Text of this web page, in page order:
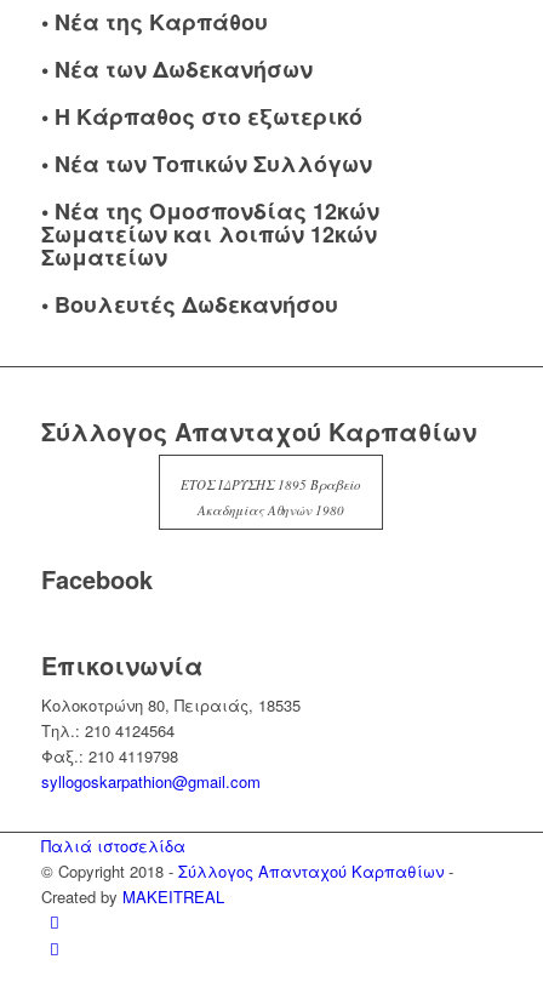
• Νέα της Καρπάθου
• Νέα των Δωδεκανήσων
• Η Κάρπαθος στο εξωτερικό
• Νέα των Τοπικών Συλλόγων
• Νέα της Ομοσπονδίας 12κών
Σωματείων και λοιπών 12κών
Σωματείων
• Βουλευτές Δωδεκανήσου
Σύλλογος Απανταχού Καρπαθίων
ΕΤΟΣ ΙΔΡΥΣΗΣ 1895 Βραβείο
Ακαδημίας Αθηνών 1980
Facebook
Επικοινωνία
Κολοκοτρώνη 80, Πειραιάς, 18535
Τηλ.: 210 4124564
Φαξ.: 210 4119798
syllogoskarpathion@gmail.com
Παλιά ιστοσελίδα
© Copyright 2018 - Σύλλογος Απανταχού Καρπαθίων-
Created by MAKEITREAL